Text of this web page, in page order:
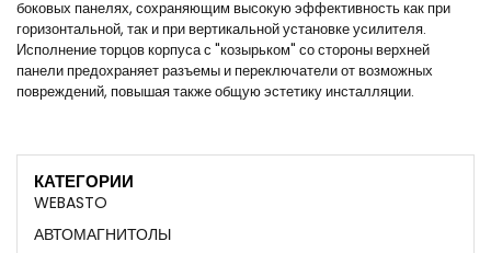
боковых панелях, сохраняющим высокую эффективность как при
горизонтальной, так и при вертикальной установке усилителя.
Исполнение торцов корпуса с "козырьком" со стороны верхней
панели предохраняет разъемы и переключатели от возможных
повреждений, повышая также общую эстетику инсталляции.
КАТЕГОРИИ
WEBASTO
АВТОМАГНИТОЛЫ